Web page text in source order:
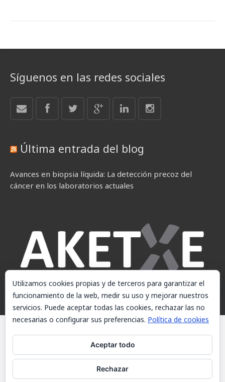
Síguenos en las redes sociales
Última entrada del blog
Avances en biopsia líquida: La detección precoz del
cáncer en los laboratorios actuales
© AKETXE Consulting, S.L. - Este sitio web utiliza cookies, consulte
nuestra Política de cookies.
Política de cookies
Utilizamos cookies propias y de terceros para garantizar el
funcionamiento de la web, medir su uso y mejorar nuestros
servicios. Puede aceptar todas las cookies, rechazar las no
necesarias o configurar sus preferencias. Política de cookies
Aceptar todo
Rechazar